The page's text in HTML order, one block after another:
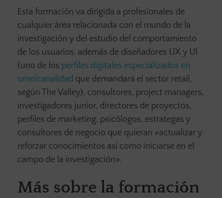
Esta formación va dirigida a profesionales de
cualquier área relacionada con el mundo de la
investigación y del estudio del comportamiento
de los usuarios, además de diseñadores UX y UI
(uno de los perfiles digitales especializados en
omnicanalidad que demandará el sector retail,
según The Valley), consultores, project managers,
investigadores junior, directores de proyectos,
perfiles de marketing, psicólogos, estrategas y
consultores de negocio que quieran «actualizar y
reforzar conocimientos así como iniciarse en el
campo de la investigación».
Más sobre la formación